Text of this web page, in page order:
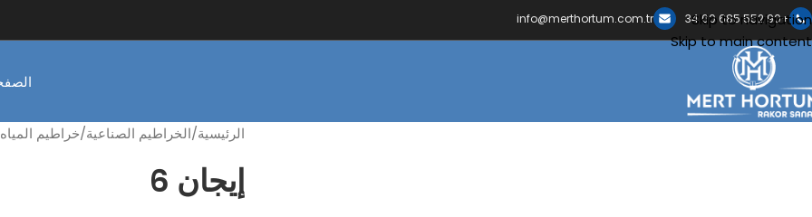
Skip to navigation
Skip to main content
+90 552 685 60 34
info@merthortum.com.tr
الرئيسية الخراطيم الصناعية خراطيم المياه
إيجان 6